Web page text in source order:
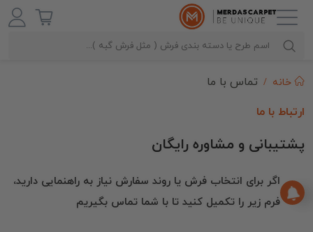
خانه
تماس با ما
ارتباط با ما
پشتیبانی و مشاوره رایگان
اگر برای انتخاب فرش یا روند سفارش نیاز به راهنمایی دارید،
فرم زیر را تکمیل کنید تا با شما تماس بگیریم